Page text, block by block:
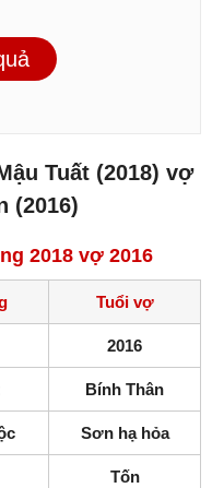
Tuất (2018) vợ
(2016)
2018 vợ 2016
Tuổi vợ
2016
Bính Thân
Sơn hạ hỏa
Tốn